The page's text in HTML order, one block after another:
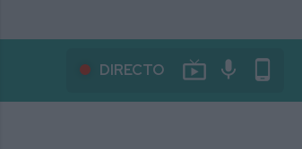
DIRECTO live_tv mic phone_android